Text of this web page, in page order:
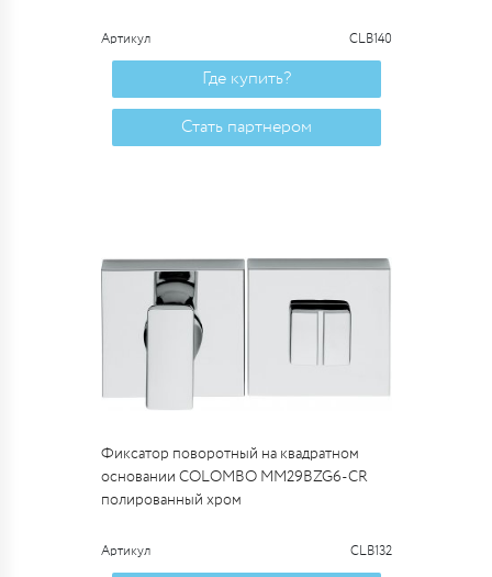
Артикул CLB140
Где купить?
Стать партнером
Фиксатор поворотный на квадратном
основании COLOMBO MM29BZG6-CR
полированный хром
Артикул CLB132